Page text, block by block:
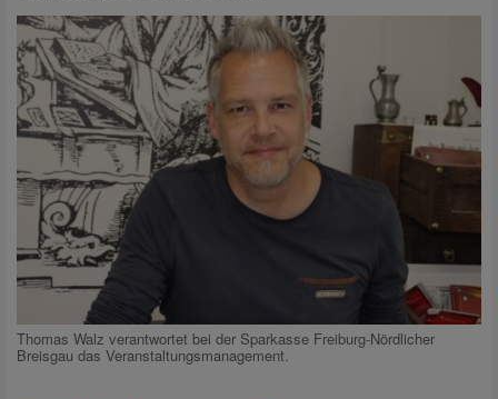
Thomas Walz verantwortet bei der Sparkasse Freiburg-Nördlicher
Breisgau das Veranstaltungsmanagement.